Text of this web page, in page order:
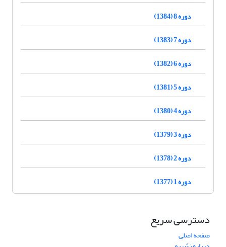
دوره 8 (1384)
دوره 7 (1383)
دوره 6 (1382)
دوره 5 (1381)
دوره 4 (1380)
دوره 3 (1379)
دوره 2 (1378)
دوره 1 (1377)
دسترسی سریع
صفحه اصلی